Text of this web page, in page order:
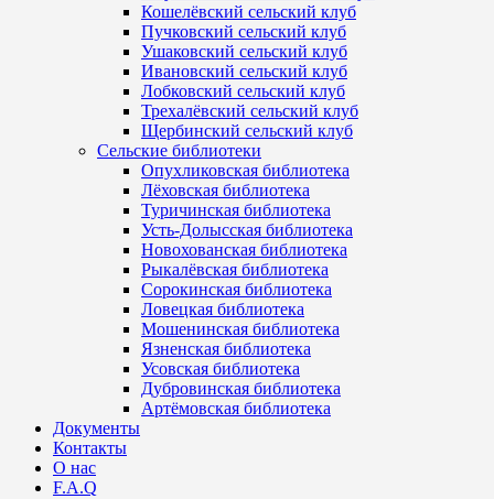
Кошелёвский сельский клуб
Пучковский сельский клуб
Ушаковский сельский клуб
Ивановский сельский клуб
Лобковский сельский клуб
Трехалёвский сельский клуб
Щербинский сельский клуб
Сельские библиотеки
Опухликовская библиотека
Лёховская библиотека
Туричинская библиотека
Усть-Долысская библиотека
Новохованская библиотека
Рыкалёвская библиотека
Сорокинская библиотека
Ловецкая библиотека
Мошенинская библиотека
Язненская библиотека
Усовская библиотека
Дубровинская библиотека
Артёмовская библиотека
Документы
Контакты
О нас
F.A.Q